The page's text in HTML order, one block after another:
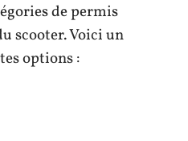
de permis
scooter. Voici un
options :